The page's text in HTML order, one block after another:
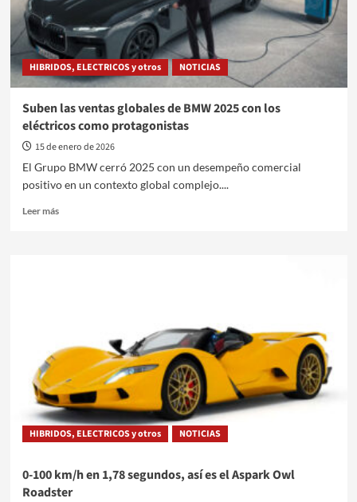
HIBRIDOS, ELECTRICOS y otros NOTICIAS
Suben las ventas globales de BMW 2025 con los
eléctricos como protagonistas
15 de enero de 2026
El Grupo BMW cerró 2025 con un desempeño comercial
positivo en un contexto global complejo....
Leer másLeer
2025
con
eléctricos
como
protagonistas
HIBRIDOS, ELECTRICOS y otros NOTICIAS
0-100 km/h en 1,78 segundos, así es el Aspark Owl
Roadster